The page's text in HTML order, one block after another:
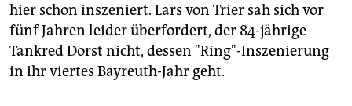
hier schon inszeniert. Lars von Trier sah sich vor
fünf Jahren leider überfordert, der 84-jährige
Tankred Dorst nicht, dessen "Ring"-Inszenierung
in ihr viertes Bayreuth-Jahr geht.